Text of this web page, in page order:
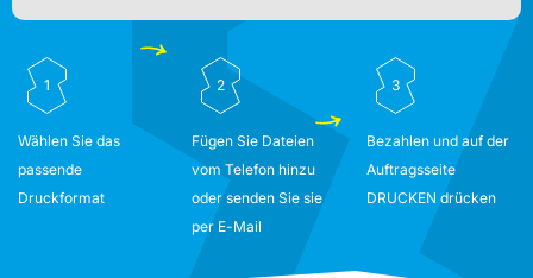
1
Wählen Sie das
passende
Druckformat
2
Fügen Sie Dateien
vom Telefon hinzu
oder senden Sie sie
per E-Mail
3
Bezahlen und auf der
Auftragsseite
DRUCKEN drücken